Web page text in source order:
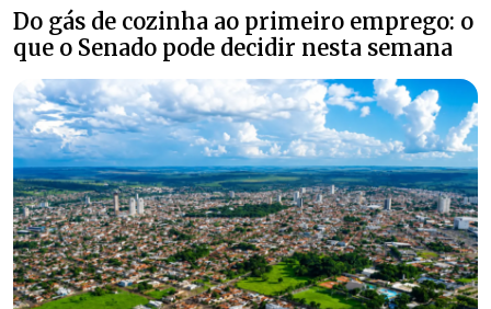
Do gás de cozinha ao primeiro emprego: o
que o Senado pode decidir nesta semana